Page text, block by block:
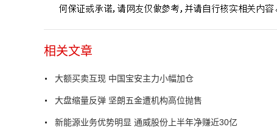
相关文章
大额买卖互现 中国宝安主力小幅加仓
大盘缩量反弹 坚朗五金遭机构高位抛售
新能源业务优势明显 通威股份上半年净赚近30亿